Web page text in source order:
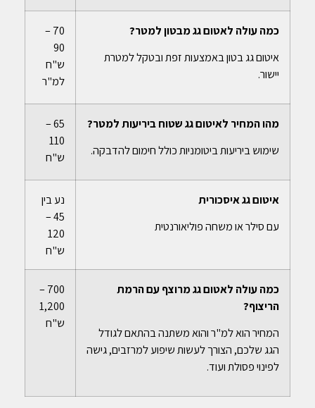
כמה עולה לאטום גג מבטון למטר?
איטום גג בטון באמצעות זפת ובטקל למטרת
יישור.
70 –
90
ש"ח
למ"ר
מהו המחיר לאיטום גג שטוח ביריעות למטר?
שימוש ביריעות ביטומניות כולל חימום להדבקה.
65 –
110
ש"ח
איטום גג איסכורית
עם סילר או משחה פוליאורנטית
נע בין
45 –
120
ש"ח
כמה עולה לאטום גג מרוצף עם הרמת
הריצוף?
המחיר הוא למ"ר והוא משתנה בהתאם לגודל
הגג שלכם, הצורך לעשות שיפוע למרזבים, גישה
לפינוי פסולת ועוד.
700 –
1,200
ש"ח